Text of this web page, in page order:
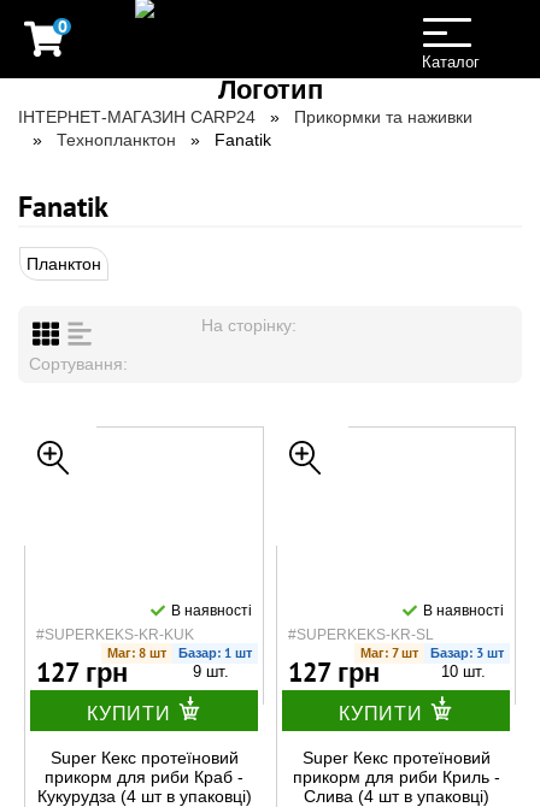
0
Toggle
navigation
Каталог
ІНТЕРНЕТ-МАГАЗИН CARP24
Прикормки та наживки
Технопланктон
Fanatik
Fanatik
Планктон
На сторінку:
Сортування:
#SUPERKEKS-KR-KUK
В наявності
Маг: 8 шт Базар: 1 шт
127 грн 9 шт.
КУПИТИ
Super Кекс протеїновий
прикорм для риби Краб -
Кукурудза (4 шт в упаковці)
#SUPERKEKS-KR-SL
В наявності
Маг: 7 шт Базар: 3 шт
127 грн 10 шт.
КУПИТИ
Super Кекс протеїновий
прикорм для риби Криль -
Слива (4 шт в упаковці)